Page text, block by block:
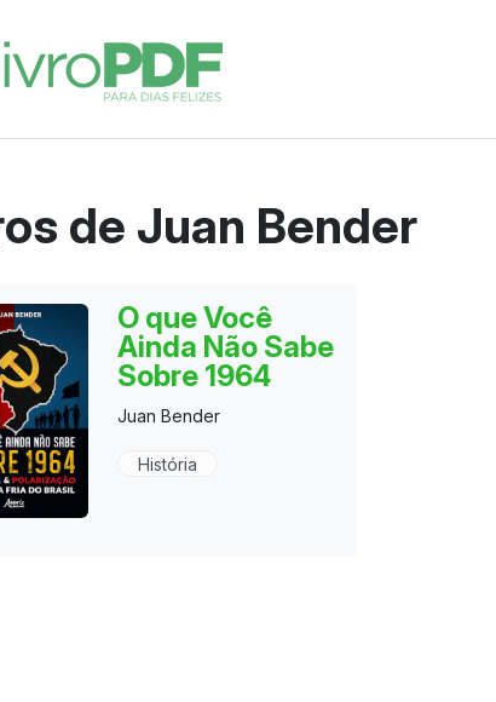
de Juan Bender
O que Você
Ainda Não Sabe
Sobre 1964
Juan Bender
História